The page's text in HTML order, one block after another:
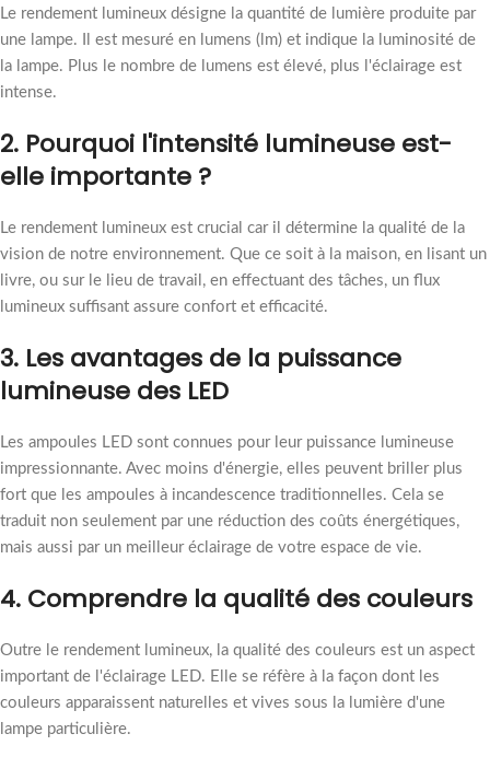
Le rendement lumineux désigne la quantité de lumière produite par
une lampe. Il est mesuré en lumens (lm) et indique la luminosité de
la lampe. Plus le nombre de lumens est élevé, plus l'éclairage est
intense.
2. Pourquoi l'intensité lumineuse est-
elle importante ?
Le rendement lumineux est crucial car il détermine la qualité de la
vision de notre environnement. Que ce soit à la maison, en lisant un
livre, ou sur le lieu de travail, en effectuant des tâches, un flux
lumineux suffisant assure confort et efficacité.
3. Les avantages de la puissance
lumineuse des LED
Les ampoules LED sont connues pour leur puissance lumineuse
impressionnante. Avec moins d'énergie, elles peuvent briller plus
fort que les ampoules à incandescence traditionnelles. Cela se
traduit non seulement par une réduction des coûts énergétiques,
mais aussi par un meilleur éclairage de votre espace de vie.
4. Comprendre la qualité des couleurs
Outre le rendement lumineux, la qualité des couleurs est un aspect
important de l'éclairage LED. Elle se réfère à la façon dont les
couleurs apparaissent naturelles et vives sous la lumière d'une
lampe particulière.